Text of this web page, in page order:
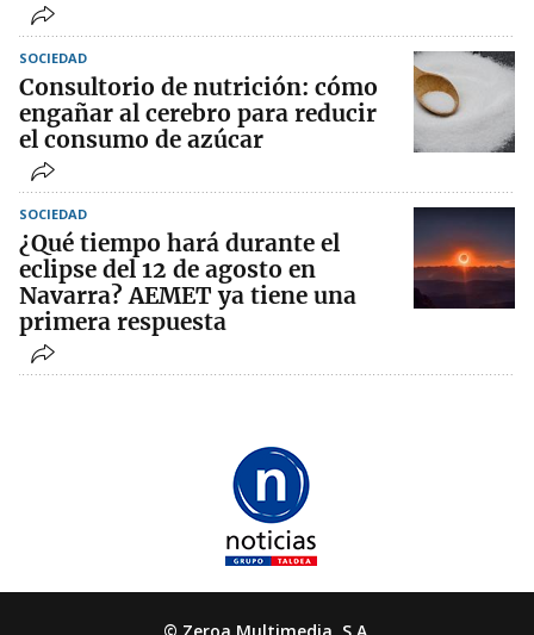
SOCIEDAD
Consultorio de nutrición: cómo
engañar al cerebro para reducir
el consumo de azúcar
SOCIEDAD
¿Qué tiempo hará durante el
eclipse del 12 de agosto en
Navarra? AEMET ya tiene una
primera respuesta